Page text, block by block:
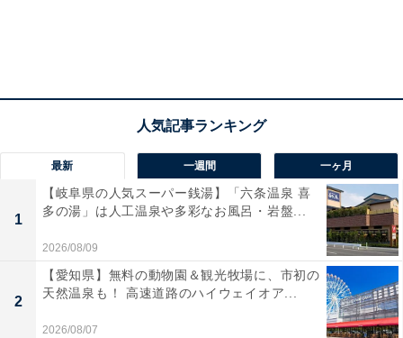
最新 一週間 一ヶ月
1
【岐阜県の人気スーパー銭湯】「六条温泉 喜
多の湯」は人工温泉や多彩なお風呂・岩盤...
2026/08/09
2
【愛知県】無料の動物園＆観光牧場に、市初の
天然温泉も！ 高速道路のハイウェイオア...
2026/08/07